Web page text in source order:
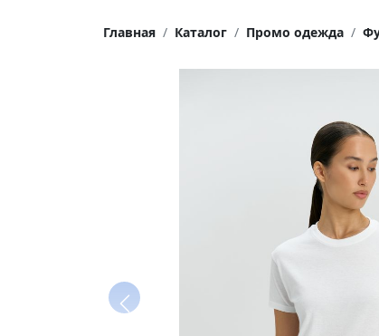
Главная Каталог Промо одежда